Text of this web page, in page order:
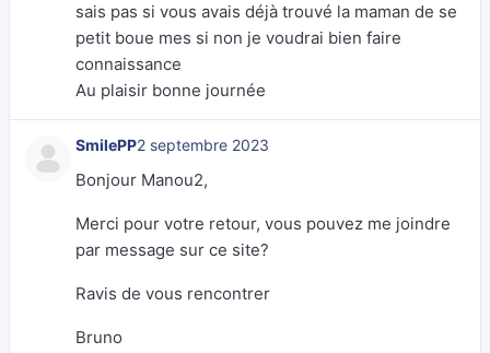
sais pas si vous avais déjà trouvé la maman de se
petit boue mes si non je voudrai bien faire
connaissance
Au plaisir bonne journée
SmilePP2 septembre 2023
Bonjour Manou2,
Merci pour votre retour, vous pouvez me joindre
par message sur ce site?
Ravis de vous rencontrer
Bruno